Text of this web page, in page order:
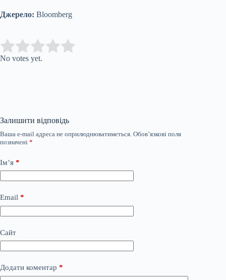
Джерело: Bloomberg
Rate this item:
No votes yet.
Залишити відповідь
Ваша e-mail адреса не оприлюднюватиметься. Обов’язкові поля
позначені *
Ім’я *
Email *
Сайт
Додати коментар *